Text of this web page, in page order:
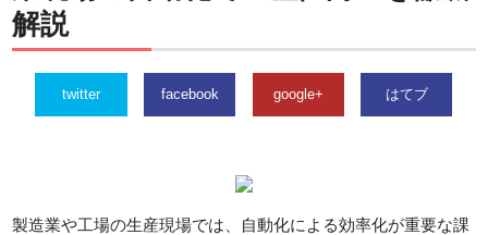
解説
twitter facebook google+ はてブ
製造業や工場の生産現場では、自動化による効率化が重要な課